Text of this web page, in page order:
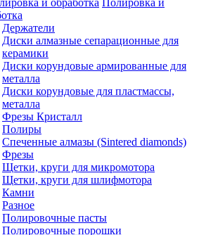
Полировка и
Держатели
Диски алмазные сепарационные для
керамики
Диски корундовые армированные для
металла
Диски корундовые для пластмассы,
металла
Фрезы Кристалл
Полиры
Спеченные алмазы (Sintered diamonds)
Фрезы
Щетки, круги для микромотора
Щетки, круги для шлифмотора
Камни
Разное
Полировочные пасты
Полировочные порошки